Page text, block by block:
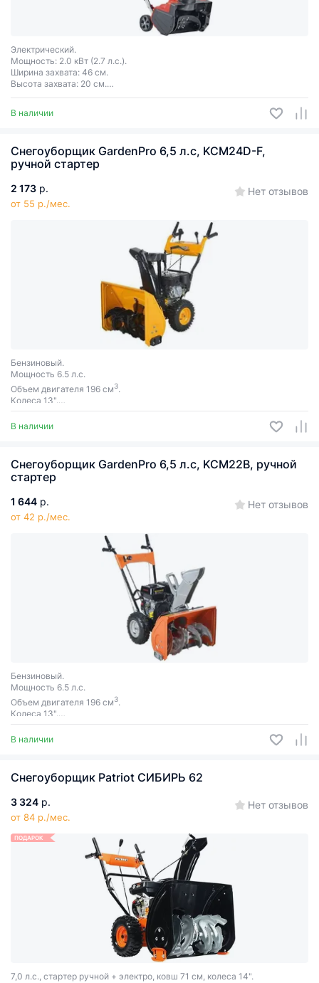
Электрический.
Мощность: 2.0 кВт (2.7 л.с.).
Ширина захвата: 46 см.
Высота захвата: 20 см.
Дальность выброса снега: до 6 м.
В наличии
Снегоуборщик GаrdenPro 6,5 л.с, KCM24D-F,
ручной стартер
2 173 р.
от 55 р./мес.
Нет отзывов
Бензиновый.
Мощность 6.5 л.с.
Объем двигателя 196 см3.
Колеса 13".
Самоходный.
Ширина захвата 61 см.
В наличии
Снегоуборщик GаrdenPro 6,5 л.с, KCM22В, ручной
стартер
1 644 р.
от 42 р./мес.
Нет отзывов
Бензиновый.
Мощность 6.5 л.с.
Объем двигателя 196 см3.
Колеса 13".
Самоходный.
Ширина захвата 56 см.
В наличии
Снегоуборщик Patriot СИБИРЬ 62
3 324 р.
от 84 р./мес.
Нет отзывов
ПОДАРОК
7,0 л.с., стартер ручной + электро, ковш 71 см, колеса 14".